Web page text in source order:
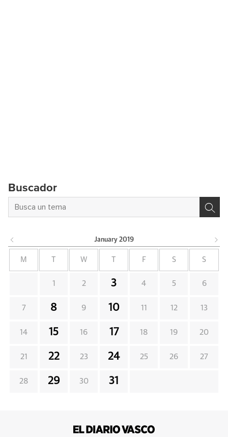
Buscador
January 2019
M W F S S
1 2 3 4 5 6
7 8 9 10 11 12 13
14 15 16 17 18 19 20
21 22 23 24 25 26 27
28 29 30 31